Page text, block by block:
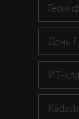
День
ИТ-